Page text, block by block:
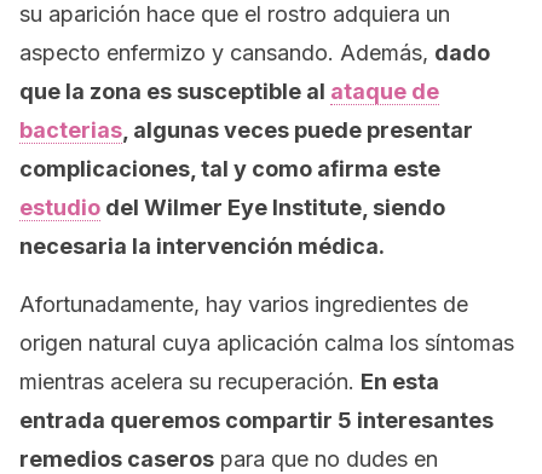
su aparición hace que el rostro adquiera un
aspecto enfermizo y cansando. Además, dado
que la zona es susceptible al ataque de
bacterias , algunas veces puede presentar
complicaciones, tal y como afirma este
estudio del Wilmer Eye Institute, siendo
necesaria la intervención médica.
Afortunadamente, hay varios ingredientes de
origen natural cuya aplicación calma los síntomas
mientras acelera su recuperación. En esta
entrada queremos compartir 5 interesantes
remedios caseros para que no dudes en